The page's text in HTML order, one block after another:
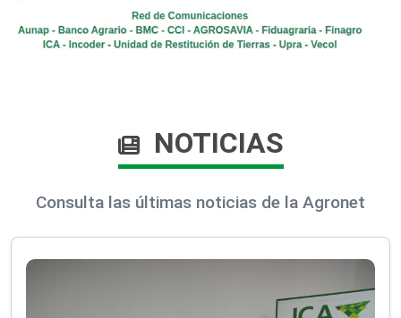
NOTICIAS
Consulta las últimas noticias de la Agronet